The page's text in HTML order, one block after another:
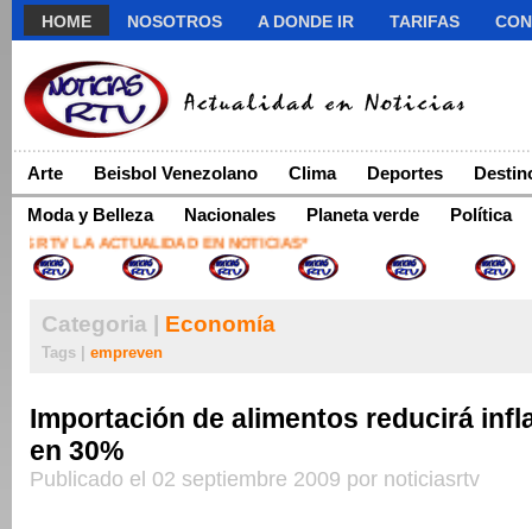
HOME NOSOTROS A DONDE IR TARIFAS
Arte Beisbol Venezolano Clima Deportes
Moda y Belleza Nacionales Planeta verde Política
RTV LA ACTUALIDAD EN NOTICIAS*
Categoria | Economía
Tags | empreven
Importación de alimentos reducirá
en 30%
Publicado el 02 septiembre 2009 por noticiasrtv